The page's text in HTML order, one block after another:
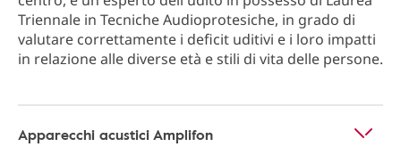
Triennale in Tecniche Audioprotesiche, in grado di
valutare correttamente i deficit uditivi e i loro impatti
in relazione alle diverse età e stili di vita delle persone.
Apparecchi acustici Amplifon